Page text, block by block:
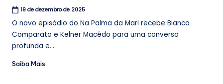
19 de dezembro de 2025
O novo episódio do Na Palma da Mari recebe Bianca
Comparato e Kelner Macêdo para uma conversa
profunda e...
Saiba Mais